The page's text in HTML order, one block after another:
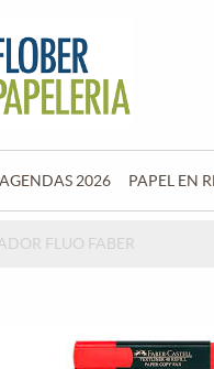
AGENDAS 2026 PAPEL EN
FLUO FABER